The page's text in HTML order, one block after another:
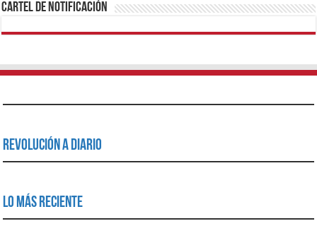
Cartel de Notificación
Revolución a Diario
Lo Más Reciente